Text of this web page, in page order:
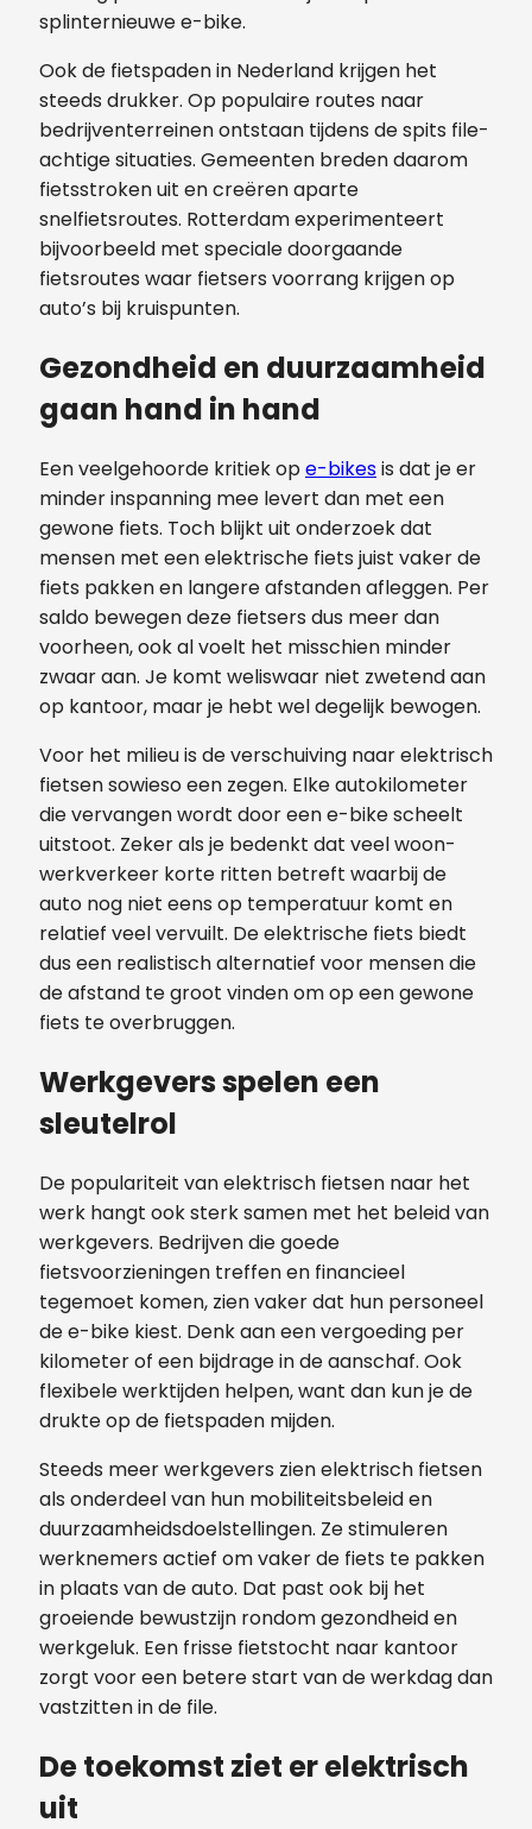
splinternieuwe e-bike.
Ook de fietspaden in Nederland krijgen het
steeds drukker. Op populaire routes naar
bedrijventerreinen ontstaan tijdens de spits file-
achtige situaties. Gemeenten breden daarom
fietsstroken uit en creëren aparte
snelfietsroutes. Rotterdam experimenteert
bijvoorbeeld met speciale doorgaande
fietsroutes waar fietsers voorrang krijgen op
auto’s bij kruispunten.
Gezondheid en duurzaamheid
gaan hand in hand
Een veelgehoorde kritiek ope-bikesis dat je er
minder inspanning mee levert dan met een
gewone fiets. Toch blijkt uit onderzoek dat
mensen met een elektrische fiets juist vaker de
fiets pakken en langere afstanden afleggen. Per
saldo bewegen deze fietsers dus meer dan
voorheen, ook al voelt het misschien minder
zwaar aan. Je komt weliswaar niet zwetend aan
op kantoor, maar je hebt wel degelijk bewogen.
Voor het milieu is de verschuiving naar elektrisch
fietsen sowieso een zegen. Elke autokilometer
die vervangen wordt door een e-bike scheelt
uitstoot. Zeker als je bedenkt dat veel woon-
werkverkeer korte ritten betreft waarbij de
auto nog niet eens op temperatuur komt en
relatief veel vervuilt. De elektrische fiets biedt
dus een realistisch alternatief voor mensen die
de afstand te groot vinden om op een gewone
fiets te overbruggen.
Werkgevers spelen een
sleutelrol
De populariteit van elektrisch fietsen naar het
werk hangt ook sterk samen met het beleid van
werkgevers. Bedrijven die goede
fietsvoorzieningen treffen en financieel
tegemoet komen, zien vaker dat hun personeel
de e-bike kiest. Denk aan een vergoeding per
kilometer of een bijdrage in de aanschaf. Ook
flexibele werktijden helpen, want dan kun je de
drukte op de fietspaden mijden.
Steeds meer werkgevers zien elektrisch fietsen
als onderdeel van hun mobiliteitsbeleid en
duurzaamheidsdoelstellingen. Ze stimuleren
werknemers actief om vaker de fiets te pakken
in plaats van de auto. Dat past ook bij het
groeiende bewustzijn rondom gezondheid en
werkgeluk. Een frisse fietstocht naar kantoor
zorgt voor een betere start van de werkdag dan
vastzitten in de file.
De toekomst ziet er elektrisch
uit